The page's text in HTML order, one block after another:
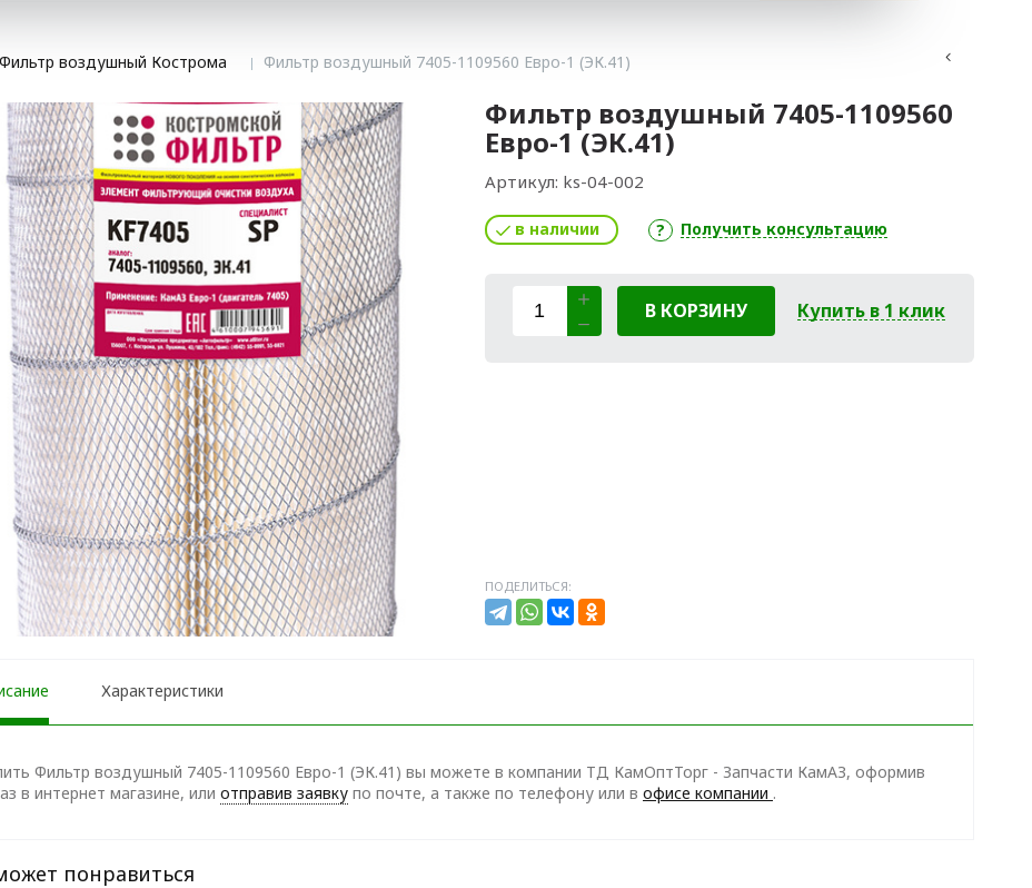
Фильтр воздушный Кострома Фильтр воздушный 7405-1109560 Евро-1 (ЭК.41)
Фильтр воздушный 7405-1109560
Евро-1 (ЭК.41)
Артикул: ks-04-002
в наличии Получить консультацию
В КОРЗИНУ Купить в 1 клик
ПОДЕЛИТЬСЯ:
Характеристики
Фильтр воздушный 7405-1109560 Евро-1 (ЭК.41) вы можете в компании ТД КамОптТорг - Запчасти КамАЗ, оформив
в интернет магазине, или отправив заявку по почте, а также по телефону или в офисе компании .
понравиться